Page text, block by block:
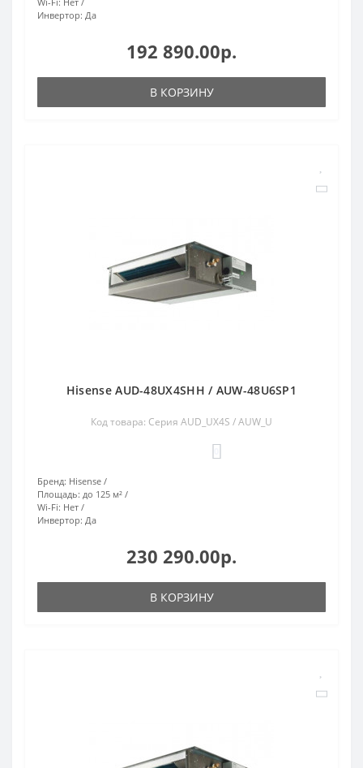
Инвертор: Да
192 890.00р.
В КОРЗИНУ
Hisense AUD-48UX4SHH / AUW-48U6SP1
Код товара: Серия AUD_UX4S / AUW_U
Бренд: Hisense
Площадь: до 125 м²
Wi-Fi: Нет
Инвертор: Да
230 290.00р.
В КОРЗИНУ